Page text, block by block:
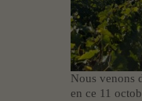
Nous venons
en ce 11